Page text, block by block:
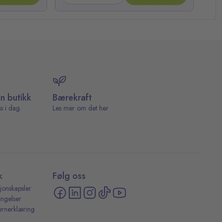
butikk
i dag.
Bærekraft
Les mer om det her
Følg oss